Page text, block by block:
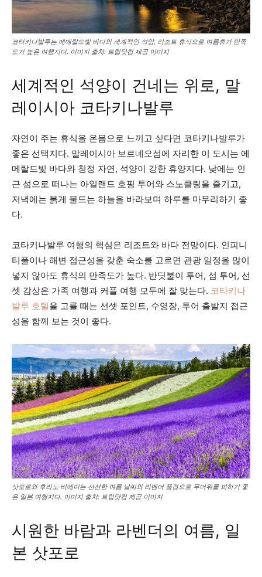
코타키나발루는 에메랄드빛 바다와 세계적인 석양, 리조트 휴식으로 여름휴가 만족
도가 높은 여행지다. 이미지 출처: 트립닷컴 제공 이미지
세계적인 석양이 건네는 위로, 말
레이시아 코타키나발루
자연이 주는 휴식을 온몸으로 느끼고 싶다면 코타키나발루가
좋은 선택지다. 말레이시아 보르네오섬에 자리한 이 도시는 에
메랄드빛 바다와 청정 자연, 석양이 강한 휴양지다. 낮에는 인
근 섬으로 떠나는 아일랜드 호핑 투어와 스노클링을 즐기고,
저녁에는 붉게 물드는 하늘을 바라보며 하루를 마무리하기 좋
다.
코타키나발루 여행의 핵심은 리조트와 바다 전망이다. 인피니
티풀이나 해변 접근성을 갖춘 숙소를 고르면 관광 일정을 많이
넣지 않아도 휴식의 만족도가 높다. 반딧불이 투어, 섬 투어, 선
셋 감상은 가족 여행과 커플 여행 모두에 잘 맞는다. 코타키나
발루 호텔을 고를 때는 선셋 포인트, 수영장, 투어 출발지 접근
성을 함께 보는 것이 좋다.
삿포로와 후라노·비에이는 선선한 여름 날씨와 라벤더 풍경으로 무더위를 피하기 좋
은 일본 여행지다. 이미지 출처: 트립닷컴 제공 이미지
시원한 바람과 라벤더의 여름, 일
본 삿포로